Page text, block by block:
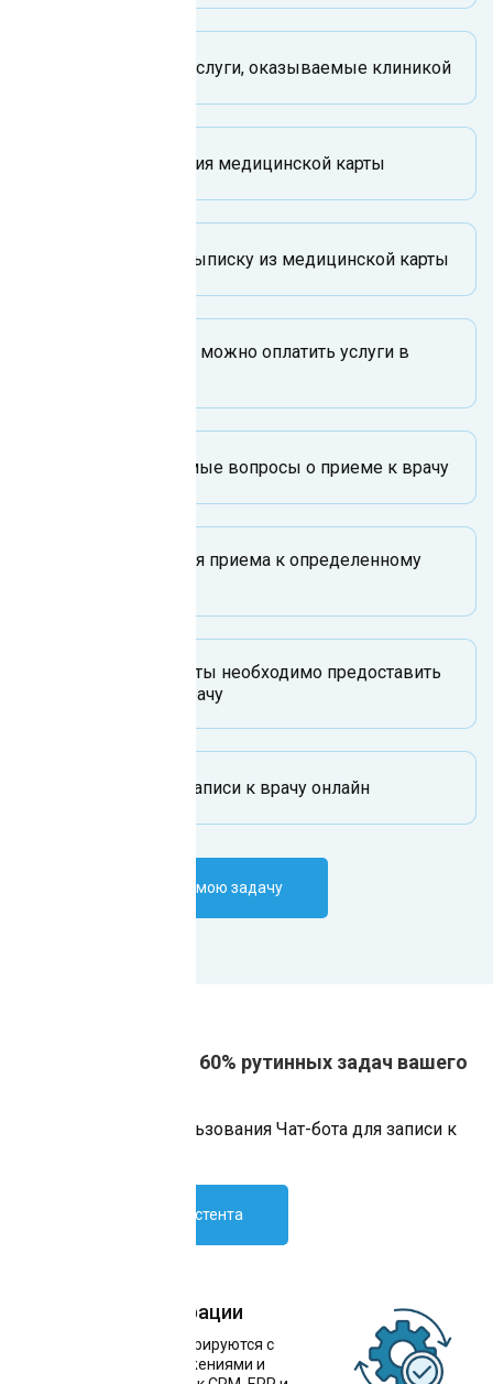
Медицинские услуги, оказываемые клиникой
Правила ведения медицинской карты
Как получить выписку из медицинской карты
Каким образом можно оплатить услуги в
Часто задаваемые вопросы о приеме к врачу
Сроки ожидания приема к определенному
Какие документы необходимо предоставить
при записи к врачу
Возможность записи к врачу онлайн
Поручить ИИ-боту мою задачу
Автоматизация от 60% рутинных задач вашего
Преимущества использования Чат-бота для записи к
Внедрить ИИ-ассистента
Простота интеграции
Чат-боты легко интегрируются с
популярными приложениями и